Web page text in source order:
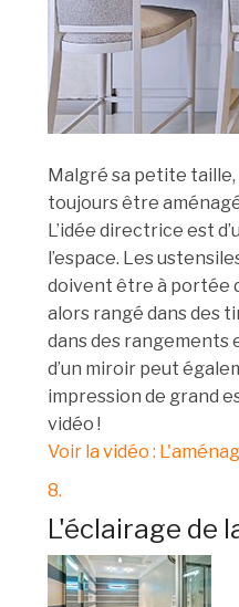
Malgré sa petite
toujours être
L’idée directrice est
l’espace. Les
doivent être à portée
alors rangé dans des
dans des rangements
d’un miroir peut
impression de grand
vidéo !
Voir la vidéo :
8.
L'éclairage de